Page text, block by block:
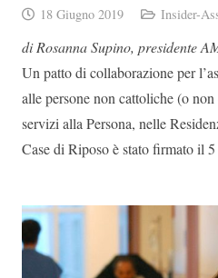
18 Giugno 2019 Insider-
di Rosanna Supino, presidente
Un patto di collaborazione per
alle persone non cattoliche (o
servizi alla Persona, nelle
Case di Riposo è stato firmato il